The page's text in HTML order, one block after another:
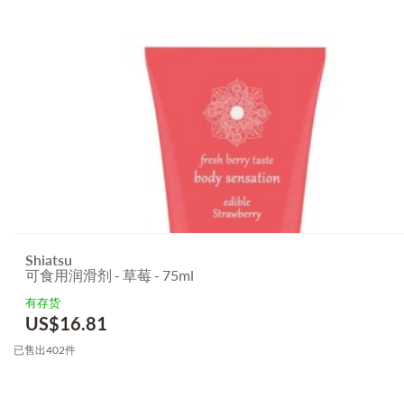
Shiatsu
可食用润滑剂 - 草莓 - 75ml
有存货
US$16.81
已售出402件